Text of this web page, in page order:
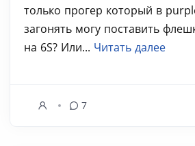
только прогер который в
загонять могу поставить
на 6S? Или... Читать далее
7